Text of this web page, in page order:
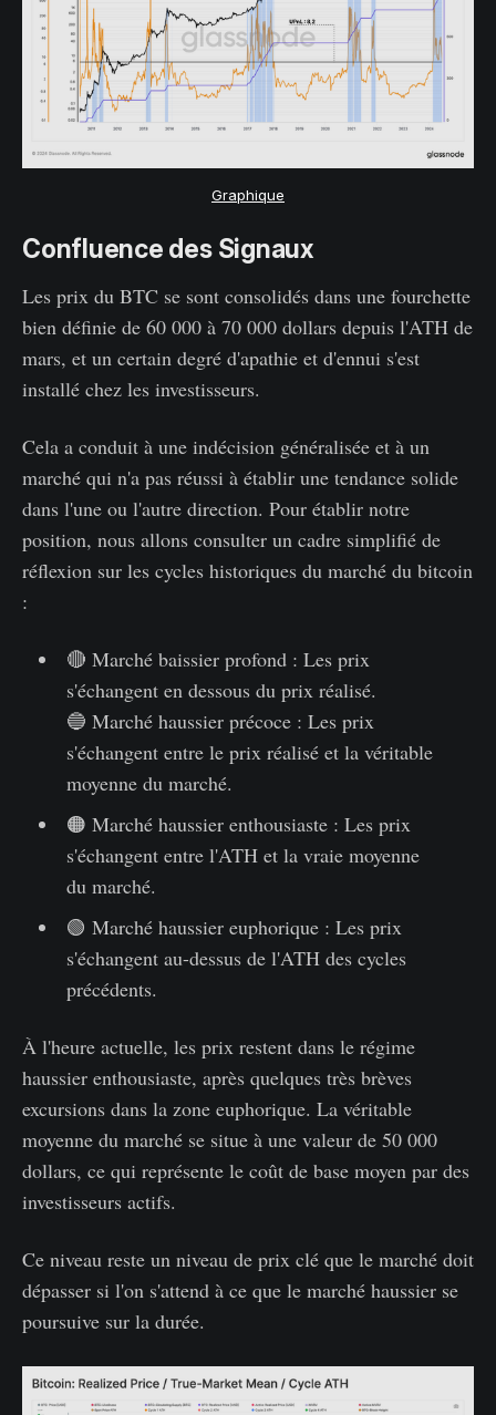
Graphique
Confluence des Signaux
Les prix du BTC se sont consolidés dans une fourchette
bien définie de 60 000 à 70 000 dollars depuis l'ATH de
mars, et un certain degré d'apathie et d'ennui s'est
installé chez les investisseurs.
Cela a conduit à une indécision généralisée et à un
marché qui n'a pas réussi à établir une tendance solide
dans l'une ou l'autre direction. Pour établir notre
position, nous allons consulter un cadre simplifié de
réflexion sur les cycles historiques du marché du bitcoin
:
🔴 Marché baissier profond : Les prix
s'échangent en dessous du prix réalisé.
🔵 Marché haussier précoce : Les prix
s'échangent entre le prix réalisé et la véritable
moyenne du marché.
🟠 Marché haussier enthousiaste : Les prix
s'échangent entre l'ATH et la vraie moyenne
du marché.
🟢 Marché haussier euphorique : Les prix
s'échangent au-dessus de l'ATH des cycles
précédents.
À l'heure actuelle, les prix restent dans le régime
haussier enthousiaste, après quelques très brèves
excursions dans la zone euphorique. La véritable
moyenne du marché se situe à une valeur de 50 000
dollars, ce qui représente le coût de base moyen par des
investisseurs actifs.
Ce niveau reste un niveau de prix clé que le marché doit
dépasser si l'on s'attend à ce que le marché haussier se
poursuive sur la durée.